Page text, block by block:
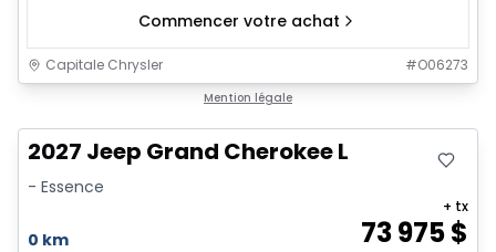
Commencer votre achat
Capitale Chrysler #O06273
Mention légale
2027 Jeep Grand Cherokee L
- Essence
0 km 73 975$
+ tx